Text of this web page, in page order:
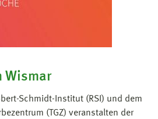
Wismar
Schmidt-Institut (RSI) und dem
(TGZ) veranstalten der